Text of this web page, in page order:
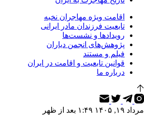
اقامت ویژه مهاجران نخبه
تابعیت فرزندان مادر ایرانی
رویدادها و نشست‌ها
پژوهش‌های انجمن دیاران
فیلم و مستند
قوانین تابعیت و اقامت در ایران
درباره ما
مرداد ۱۹, ۱۴۰۵ ۱:۴۹ بعد از ظهر